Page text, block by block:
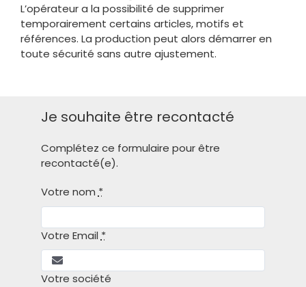
L’opérateur a la possibilité de supprimer
temporairement certains articles, motifs et
références. La production peut alors démarrer en
toute sécurité sans autre ajustement.
Je souhaite être recontacté
Complétez ce formulaire pour être
recontacté(e).
Votre nom *
Votre Email *
Votre société